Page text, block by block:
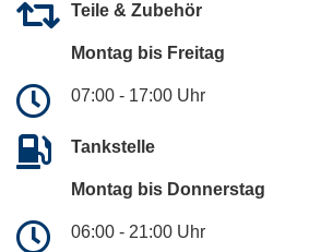
Teile & Zubehör
Montag bis Freitag
07:00 - 17:00 Uhr
Tankstelle
Montag bis Donnerstag
06:00 - 21:00 Uhr